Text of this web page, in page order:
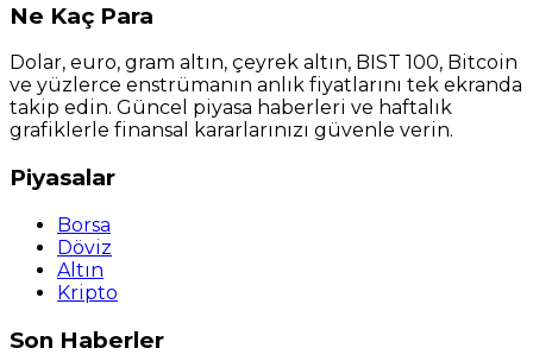
Ne Kaç Para
Dolar, euro, gram altın, çeyrek altın, BIST 100, Bitcoin
ve yüzlerce enstrümanın anlık fiyatlarını tek ekranda
takip edin. Güncel piyasa haberleri ve haftalık
grafiklerle finansal kararlarınızı güvenle verin.
Piyasalar
Borsa
Döviz
Altın
Kripto
Son Haberler